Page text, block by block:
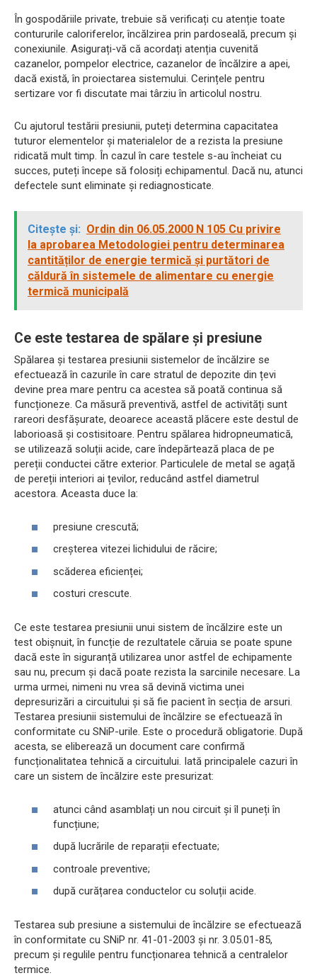
În gospodăriile private, trebuie să verificați cu atenție toate
contururile caloriferelor, încălzirea prin pardoseală, precum și
conexiunile. Asigurați-vă că acordați atenția cuvenită
cazanelor, pompelor electrice, cazanelor de încălzire a apei,
dacă există, în proiectarea sistemului. Cerințele pentru
sertizare vor fi discutate mai târziu în articolul nostru.
Cu ajutorul testării presiunii, puteți determina capacitatea
tuturor elementelor și materialelor de a rezista la presiune
ridicată mult timp. În cazul în care testele s-au încheiat cu
succes, puteți începe să folosiți echipamentul. Dacă nu, atunci
defectele sunt eliminate și rediagnosticate.
Citește și: Ordin din 06.05.2000 N 105 Cu privire
la aprobarea Metodologiei pentru determinarea
cantităților de energie termică și purtători de
căldură în sistemele de alimentare cu energie
termică municipală
Ce este testarea de spălare și presiune
Spălarea și testarea presiunii sistemelor de încălzire se
efectuează în cazurile în care stratul de depozite din țevi
devine prea mare pentru ca acestea să poată continua să
funcționeze. Ca măsură preventivă, astfel de activități sunt
rareori desfășurate, deoarece această plăcere este destul de
laborioasă și costisitoare. Pentru spălarea hidropneumatică,
se utilizează soluții acide, care îndepărtează placa de pe
pereții conductei către exterior. Particulele de metal se agață
de pereții interiori ai țevilor, reducând astfel diametrul
acestora. Aceasta duce la:
presiune crescută;
creșterea vitezei lichidului de răcire;
scăderea eficienței;
costuri crescute.
Ce este testarea presiunii unui sistem de încălzire este un
test obișnuit, în funcție de rezultatele căruia se poate spune
dacă este în siguranță utilizarea unor astfel de echipamente
sau nu, precum și dacă poate rezista la sarcinile necesare. La
urma urmei, nimeni nu vrea să devină victima unei
depresurizări a circuitului și să fie pacient în secția de arsuri.
Testarea presiunii sistemului de încălzire se efectuează în
conformitate cu SNiP-urile. Este o procedură obligatorie. După
acesta, se eliberează un document care confirmă
funcționalitatea tehnică a circuitului. Iată principalele cazuri în
care un sistem de încălzire este presurizat:
atunci când asamblați un nou circuit și îl puneți în
funcțiune;
după lucrările de reparații efectuate;
controale preventive;
după curățarea conductelor cu soluții acide.
Testarea sub presiune a sistemului de încălzire se efectuează
în conformitate cu SNiP nr. 41-01-2003 și nr. 3.05.01-85,
precum și regulile pentru funcționarea tehnică a centralelor
termice.